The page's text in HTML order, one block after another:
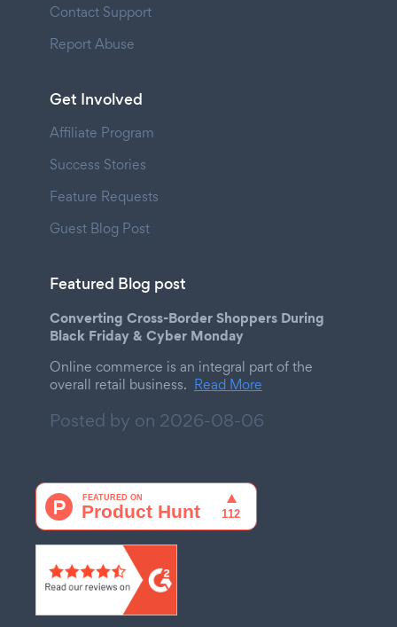
Contact Support
Report Abuse
Get Involved
Affiliate Program
Success Stories
Feature Requests
Guest Blog Post
Featured Blog post
Converting Cross-Border Shoppers During
Black Friday & Cyber Monday
Online commerce is an integral part of the
overall retail business. Read More
Posted by on 2026-08-06